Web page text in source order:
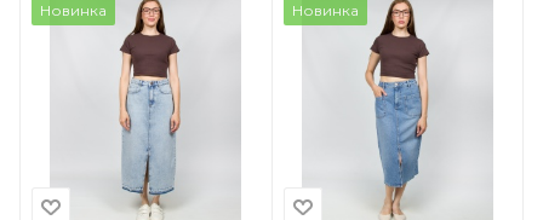
Новинка Новинка